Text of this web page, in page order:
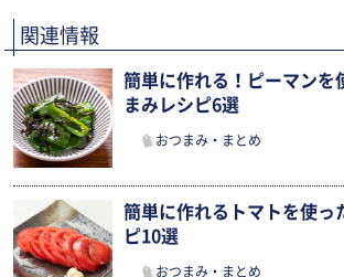
関連情報
簡単に作れる！ピーマンを
まみレシピ6選
おつまみ・まとめ
簡単に作れるトマトを使っ
ピ10選
おつまみ・まとめ